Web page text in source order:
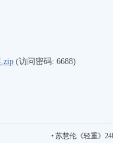
(访问密码: 6688)
• 苏慧伦《轻重》